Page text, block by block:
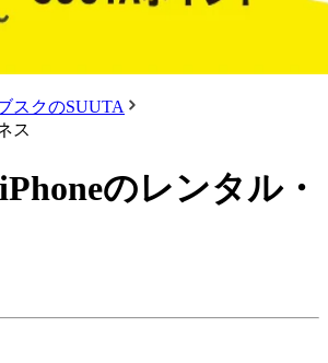
スクのSUUTA
ス
のレンタル・